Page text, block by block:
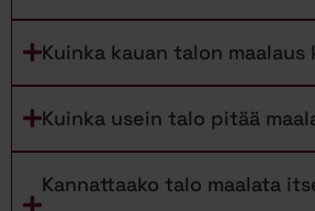
Kuinka kauan talon maalaus
Kuinka usein talo pitää
Kannattaako talo maalata